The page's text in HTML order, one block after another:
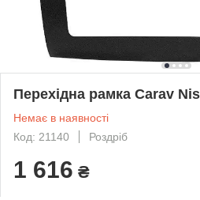
Перехідна рамка Carav
Немає в наявності
Код: 21140
Роздріб
1 616 ₴